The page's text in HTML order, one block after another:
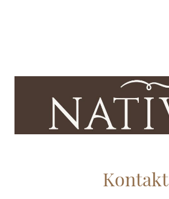
Kontakt